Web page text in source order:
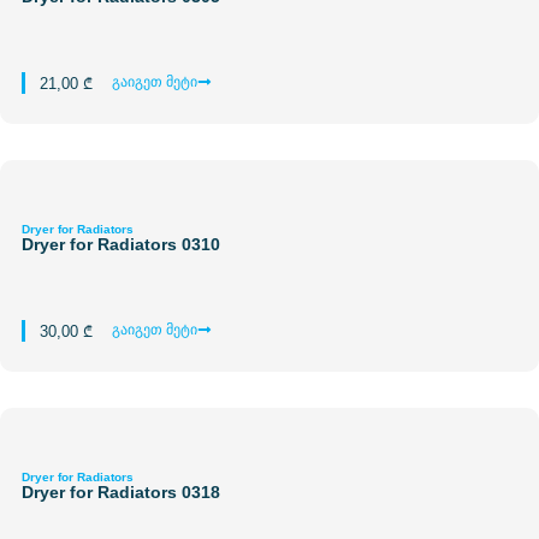
21,00 ₾ გაიგეთ მეტი
Dryer for Radiators
Dryer for Radiators 0310
30,00 ₾ გაიგეთ მეტი
Dryer for Radiators
Dryer for Radiators 0318